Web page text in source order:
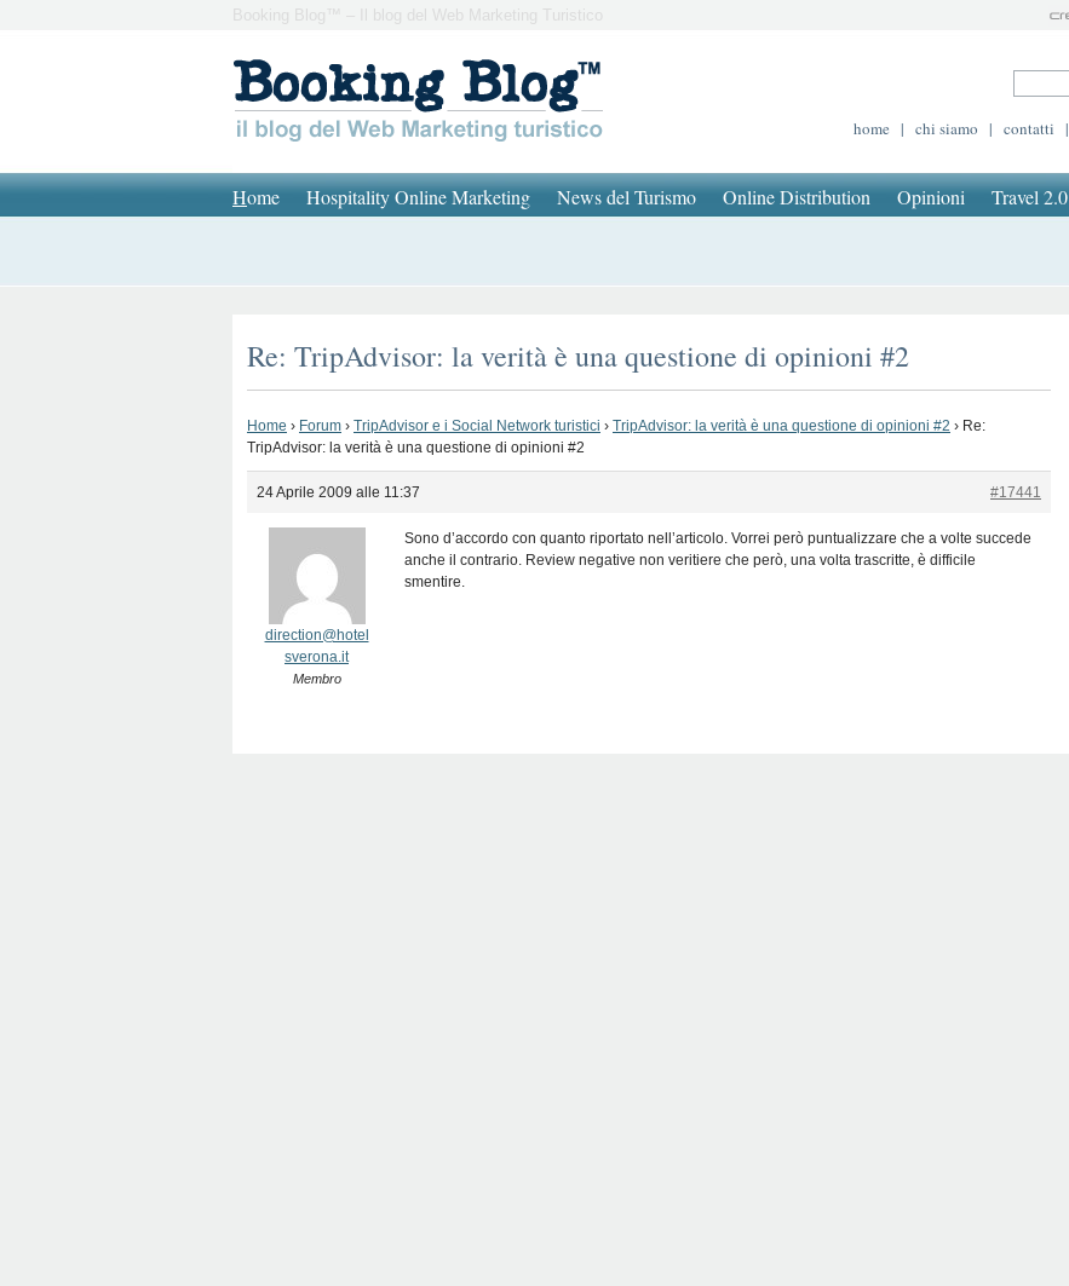
Booking Blog™ – Il blog del Web Marketing Turistico
home | chi siamo | contatti |
Home Hospitality Online Marketing News del Turismo Online Distribution Opinioni Travel 2.0
Re: TripAdvisor: la verità è una questione di opinioni #2
Home › Forum › TripAdvisor e i Social Network turistici › TripAdvisor: la verità è una questione di opinioni #2 › Re:
TripAdvisor: la verità è una questione di opinioni #2
24 Aprile 2009 alle 11:37 #17441
direction@hotel
sverona.it
Membro
Sono d’accordo con quanto riportato nell’articolo. Vorrei però puntualizzare che a volte succede
anche il contrario. Review negative non veritiere che però, una volta trascritte, è difficile
smentire.